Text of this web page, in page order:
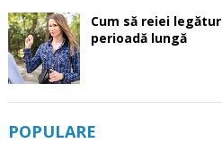
Cum să reiei
perioadă lungă
POPULARE